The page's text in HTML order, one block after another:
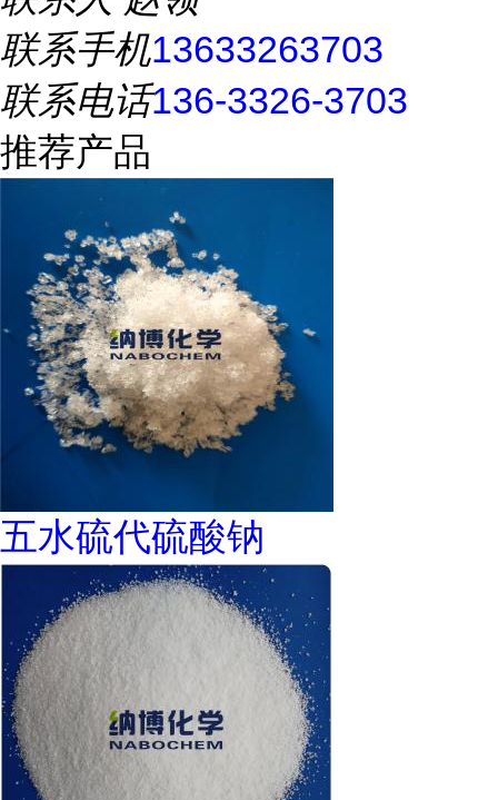
联系手机13633263703
联系电话136-3326-3703
推荐产品
五水硫代硫酸钠